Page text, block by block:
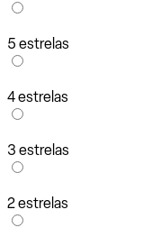
5 estrelas
4 estrelas
3 estrelas
2 estrelas